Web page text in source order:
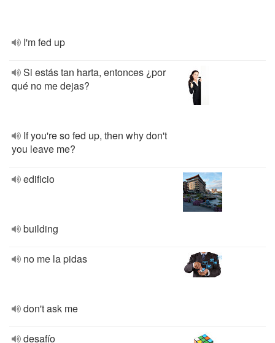
I'm fed up
Si estás tan harta, entonces ¿por
qué no me dejas?
If you're so fed up, then why don't
you leave me?
edificio
building
no me la pidas
don't ask me
desafío